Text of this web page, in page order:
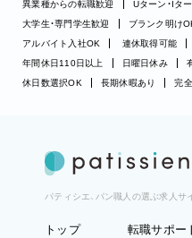
異業種からの転職歓迎
Uターン・Iタ
大学生・専門学生歓迎
ブランク明け
アルバイト入社OK
連休取得可能
年間休日110日以上
日曜日休み
休日数選択OK
長期休暇あり 完
パティシエ、パン職人の選ぶ求人サ
トップ
転職サポー